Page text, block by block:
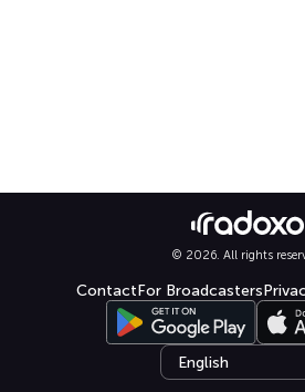
© 2026. All rights
ContactFor Broadcasters
Select language